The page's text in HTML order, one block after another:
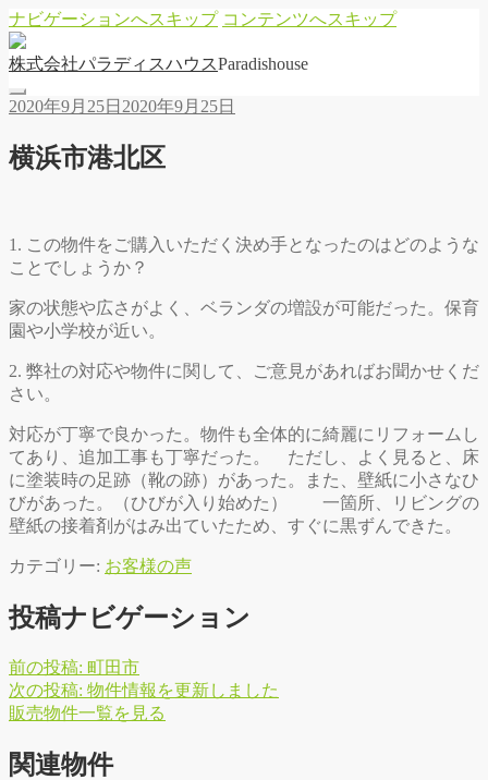
ナビゲーションへスキップ コンテンツへスキップ
株式会社パラディ スハウ スParadishouse
2020年9月25日 2020年9月25日
横浜市港北区
1. この物件をご購入いただく決め手となったのはどのような
ことでしょうか？
家の状態や広さがよく、ベランダの増設が可能だった。保育
園や小学校が近い。
2. 弊社の対応や物件に関して、ご意見があればお聞かせくだ
さい。
対応が丁寧で良かった。物件も全体的に綺麗にリフォームし
てあり、追加工事も丁寧だった。 ただし、よく見ると、床
に塗装時の足跡（靴の跡）があった。また、壁紙に小さなひ
びがあった。（ひびが入り始めた） 一箇所、リビングの
壁紙の接着剤がはみ出ていたため、すぐに黒ずんできた。
カテゴリー: お客様の声
投稿ナビゲーション
前の投稿: 町田市
次の投稿: 物件情報を更新しました
販売物件一覧を 見る
関連物件